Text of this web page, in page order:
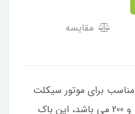
مقایسه
مناسب برای موتور سیکلت
هوندا با حجم موتور 125، 150 و 200 می باشد، این باک